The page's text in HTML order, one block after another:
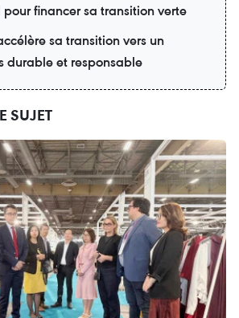
financer sa transition verte
sa transition vers un
durable et responsable
SUJET